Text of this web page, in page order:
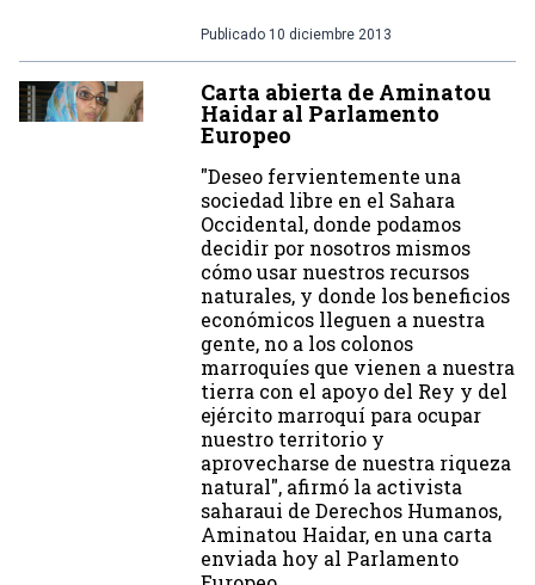
Publicado 10 diciembre 2013
Carta abierta de Aminatou
Haidar al Parlamento
Europeo
"Deseo fervientemente una
sociedad libre en el Sahara
Occidental, donde podamos
decidir por nosotros mismos
cómo usar nuestros recursos
naturales, y donde los beneficios
económicos lleguen a nuestra
gente, no a los colonos
marroquíes que vienen a nuestra
tierra con el apoyo del Rey y del
ejército marroquí para ocupar
nuestro territorio y
aprovecharse de nuestra riqueza
natural", afirmó la activista
saharaui de Derechos Humanos,
Aminatou Haidar, en una carta
enviada hoy al Parlamento